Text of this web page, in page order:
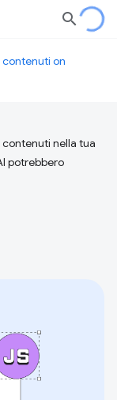
on
nella tua
potrebbero